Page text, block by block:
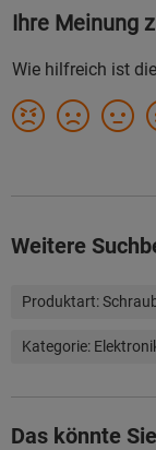
Weitere
Produktart:
Kategorie:
Das könnte